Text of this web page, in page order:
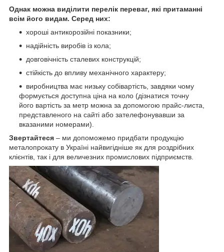
Однак можна виділити перелік переваг, які притаманні
всім його видам. Серед них:
хороші антикорозійні показники;
надійність виробів із кола;
довговічність сталевих конструкцій;
стійкість до впливу механічного характеру;
виробництва має низьку собівартість, завдяки чому
формується доступна ціна на коло (дізнатися точну
його вартість за метр можна за допомогою прайс-листа,
представленого на сайті або зателефонувавши за
вказаними номерами).
Звертайтеся – ми допоможемо придбати продукцію
металопрокату в Україні найвигідніше як для роздрібних
клієнтів, так і для величезних промислових підприємств.